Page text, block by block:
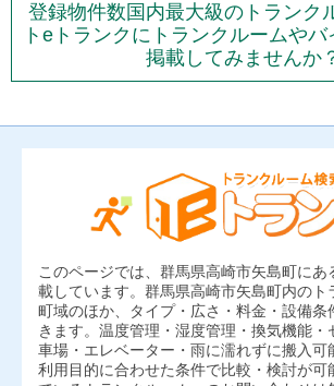
登録物件数国内最大級のトランク
トeトランクにトランクルームや
掲載してみませんか
このページでは、群馬県高崎市矢島町にあ
載しています。群馬県高崎市矢島町内のト
町域のほか、タイプ・広さ・料金・設備条
きます。温度管理・湿度管理・換気機能・
車場・エレベーター・雨に濡れずに搬入可
利用目的に合わせた条件で比較・検討が可